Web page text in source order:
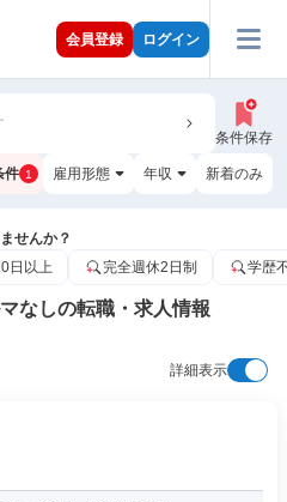
会員登録 ログイン
条件保存
件 1 雇用形態 年収 新着のみ
せんか？
日以上 完全週休2日制 学歴
なしの転職・求人情報
詳細表示